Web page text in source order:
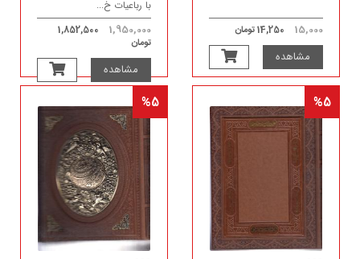
15,000 14,250 تومان
مشاهده
با رباعیات خ...
1,950,000
1,852,500
تومان
مشاهده
%5
%5